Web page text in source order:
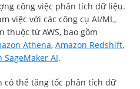
công việc phân tích dữ liệu.
việc với các công cụ AI/ML,
từ AWS, bao gồm
Athena, Amazon Redshift,
SageMaker AI.
có thể tăng tốc phân tích dữ